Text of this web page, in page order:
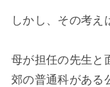
しかし、その考え
母が担任の先生と
郊の普通科がある